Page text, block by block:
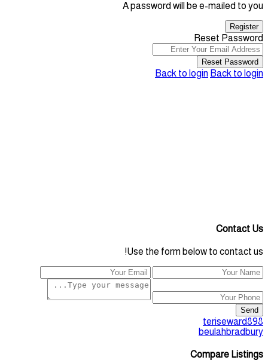
A password will be e-mailed to you
Register
Reset Password
Reset Password
Back to login Back to login
Contact Us
Use the form below to contact us!
Send
teriseward898
beulahbradbury
Compare Listings